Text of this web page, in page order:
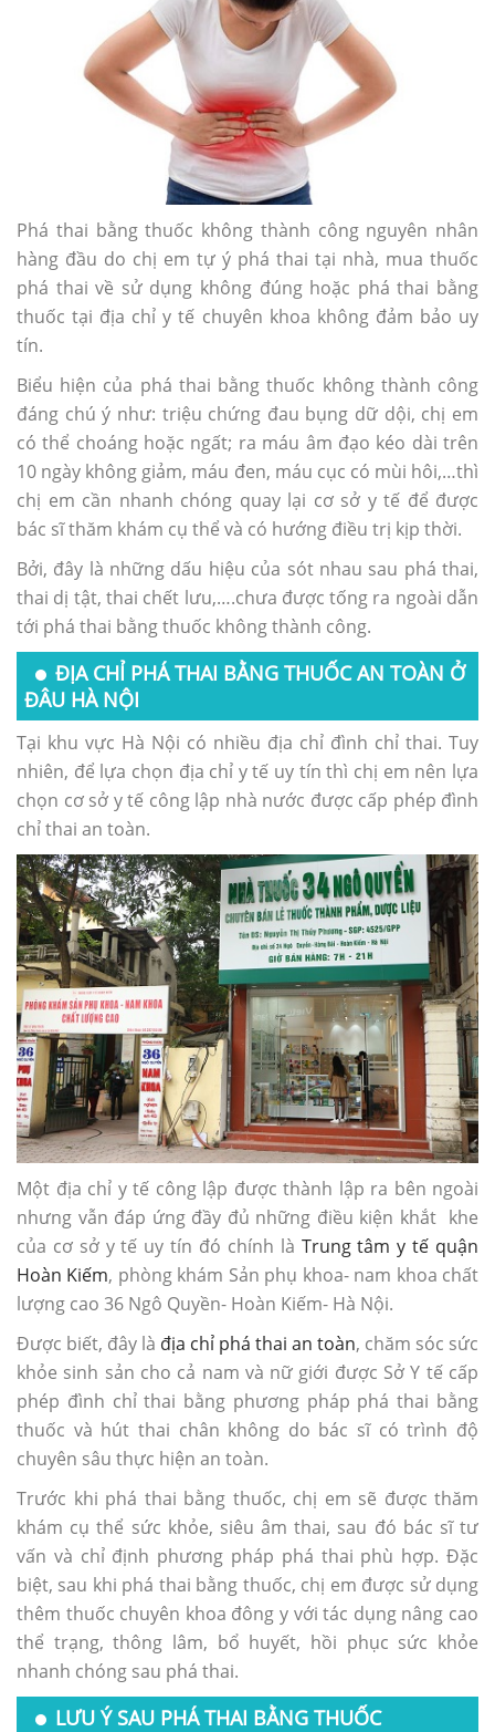
Phá thai bằng thuốc không thành công nguyên nhân
hàng đầu do chị em tự ý phá thai tại nhà, mua thuốc
phá thai về sử dụng không đúng hoặc phá thai bằng
thuốc tại địa chỉ y tế chuyên khoa không đảm bảo uy
tín.
Biểu hiện của phá thai bằng thuốc không thành công
đáng chú ý như: triệu chứng đau bụng dữ dội, chị em
có thể choáng hoặc ngất; ra máu âm đạo kéo dài trên
10 ngày không giảm, máu đen, máu cục có mùi hôi,…thì
chị em cần nhanh chóng quay lại cơ sở y tế để được
bác sĩ thăm khám cụ thể và có hướng điều trị kịp thời.
Bởi, đây là những dấu hiệu của sót nhau sau phá thai,
thai dị tật, thai chết lưu,….chưa được tống ra ngoài dẫn
tới phá thai bằng thuốc không thành công.
ĐỊA CHỈ PHÁ THAI BẰNG THUỐC AN TOÀN Ở
ĐÂU HÀ NỘI
Tại khu vực Hà Nội có nhiều địa chỉ đình chỉ thai. Tuy
nhiên, để lựa chọn địa chỉ y tế uy tín thì chị em nên lựa
chọn cơ sở y tế công lập nhà nước được cấp phép đình
chỉ thai an toàn.
Một địa chỉ y tế công lập được thành lập ra bên ngoài
nhưng vẫn đáp ứng đầy đủ những điều kiện khắt khe
của cơ sở y tế uy tín đó chính là Trung tâm y tế quận
Hoàn Kiếm, phòng khám Sản phụ khoa- nam khoa chất
lượng cao 36 Ngô Quyền- Hoàn Kiếm- Hà Nội.
Được biết, đây là địa chỉ phá thai an toàn, chăm sóc sức
khỏe sinh sản cho cả nam và nữ giới được Sở Y tế cấp
phép đình chỉ thai bằng phương pháp phá thai bằng
thuốc và hút thai chân không do bác sĩ có trình độ
chuyên sâu thực hiện an toàn.
Trước khi phá thai bằng thuốc, chị em sẽ được thăm
khám cụ thể sức khỏe, siêu âm thai, sau đó bác sĩ tư
vấn và chỉ định phương pháp phá thai phù hợp. Đặc
biệt, sau khi phá thai bằng thuốc, chị em được sử dụng
thêm thuốc chuyên khoa đông y với tác dụng nâng cao
thể trạng, thông lâm, bổ huyết, hồi phục sức khỏe
nhanh chóng sau phá thai.
LƯU Ý SAU PHÁ THAI BẰNG THUỐC